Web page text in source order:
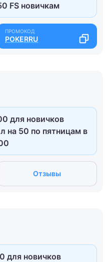
FS новичкам
POKERRU
для новичков
на 50 по пятницам в
Отзывы
для новичков